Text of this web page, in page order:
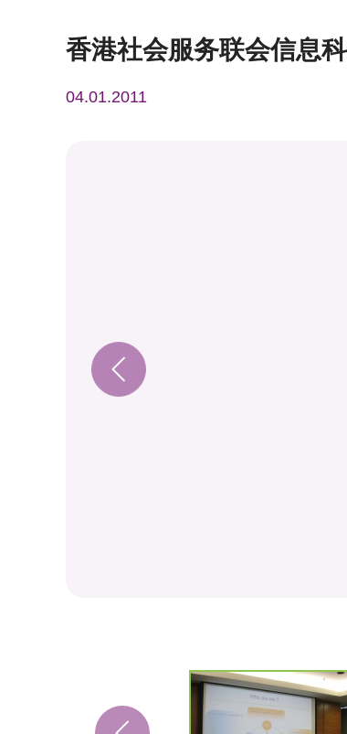
香港社会服务联会信息
04.01.2011